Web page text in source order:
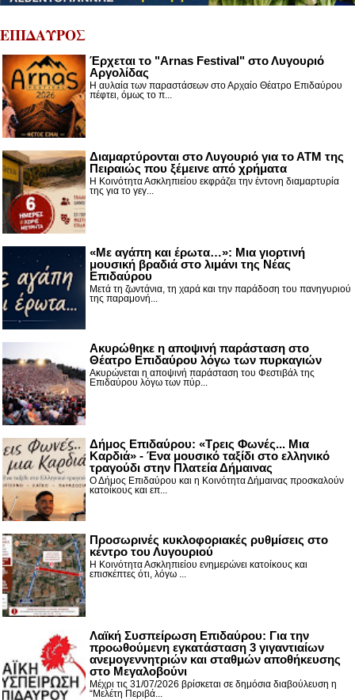
ΕΠΙΔΑΥΡΟΣ
Έρχεται το "Arnas Festival" στο Λυγουριό
Αργολίδας
Η αυλαία των παραστάσεων στο Αρχαίο Θέατρο Επιδαύρου
πέφτει, όμως το π...
Διαμαρτύρονται στο Λυγουριό για το ΑΤΜ της
Πειραιώς που ξέμεινε από χρήματα
Η Κοινότητα Ασκληπιείου εκφράζει την έντονη διαμαρτυρία
της για το γεγ...
«Με αγάπη και έρωτα…»: Μια γιορτινή
μουσική βραδιά στο λιμάνι της Νέας
Επιδαύρου
Μετά τη ζωντάνια, τη χαρά και την παράδοση του πανηγυριού
της παραμονή...
Ακυρώθηκε η αποψινή παράσταση στο
Θέατρο Επιδαύρου λόγω των πυρκαγιών
Ακυρώνεται η αποψινή παράσταση του Φεστιβάλ της
Επιδαύρου λόγω των πύρ...
Δήμος Επιδαύρου: «Τρεις Φωνές... Μια
Καρδιά» - Ένα μουσικό ταξίδι στο ελληνικό
τραγούδι στην Πλατεία Δήμαινας
Ο Δήμος Επιδαύρου και η Κοινότητα Δήμαινας προσκαλούν
κατοίκους και επ...
Προσωρινές κυκλοφοριακές ρυθμίσεις στο
κέντρο του Λυγουριού
Η Κοινότητα Ασκληπιείου ενημερώνει κατοίκους και
επισκέπτες ότι, λόγω ...
Λαϊκή Συσπείρωση Επιδαύρου: Για την
προωθούμενη εγκατάσταση 3 γιγαντιαίων
ανεμογεννητριών και σταθμών αποθήκευσης
στο Μεγαλοβούνι
Μέχρι τις 31/07/2026 βρίσκεται σε δημόσια διαβούλευση η
“Μελέτη Περιβά...